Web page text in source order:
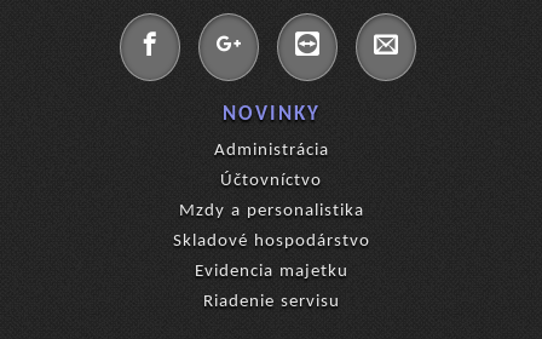
NOVINKY
Administrácia
Účtovníctvo
Mzdy a personalistika
Skladové hospodárstvo
Evidencia majetku
Riadenie servisu